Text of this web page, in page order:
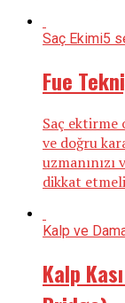
Saç Ekimi5
Fue
Saç ektirme
ve doğru
dikkat
Kalp ve
Kalp